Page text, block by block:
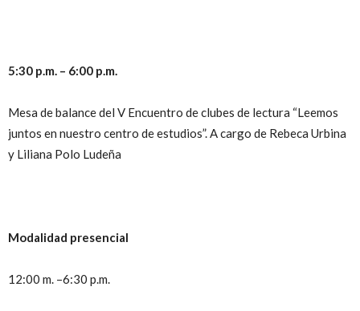
5:30 p.m. – 6:00 p.m.
Mesa de balance del V Encuentro de clubes de lectura “Leemos
juntos en nuestro centro de estudios”. A cargo de Rebeca Urbina
y Liliana Polo Ludeña
Modalidad presencial
12:00 m. –6:30 p.m.